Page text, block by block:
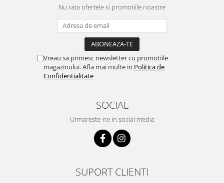
Nu rata ofertele si promotiile noastre
Vreau sa primesc newsletter cu promotiile
magazinului. Afla mai multe in Politica de
Confidentialitate
SOCIAL
Urmareste-ne in social media
SUPORT CLIENTI